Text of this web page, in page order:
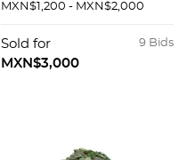
MXN$1,200 - MXN$2,000
9 Bids
Sold for
MXN$3,000